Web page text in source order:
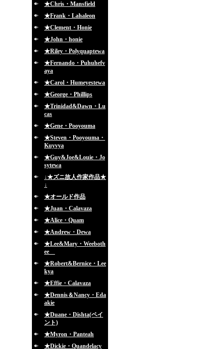
★Chris・Mansfield
★Frank・Lahaleon
★Clement・Honie
★John・honie
★Riley・Polyquaptewa
★Fernando・Puhuhefv
aya
★Carol・Humeyestewa
★George・Phillips
★Trinidad&Dawn・Lu
cas
★Gene・Pooyouma
★Steven・Pooyouma・
Kuyvya
★Guy&Joe&Louie・Jo
sytewa
↓★ズニ故人作家作品★
↓
★オールド作品
★Juan・Calavaza
★Alice・Quam
★Andrew・Dewa
★Lee&Mary・Weeboth
ee
★Robert&Bernice・Lee
kya
★Effie・Calavaza
★Dennis＆Nancy・Eda
akie
★Duane・Dishta(ペイ
ント)
★Myron・Panteah
★Dickie・Quandelacy